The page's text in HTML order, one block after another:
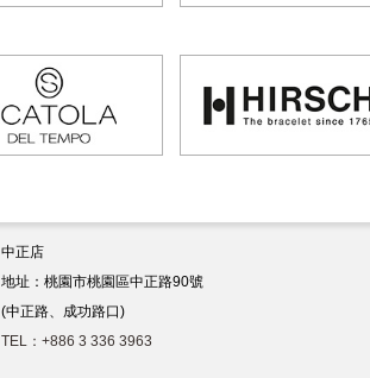
中正店
地址：桃園市桃園區中正路90號
(中正路、成功路口)
TEL：+886 3 336 3963